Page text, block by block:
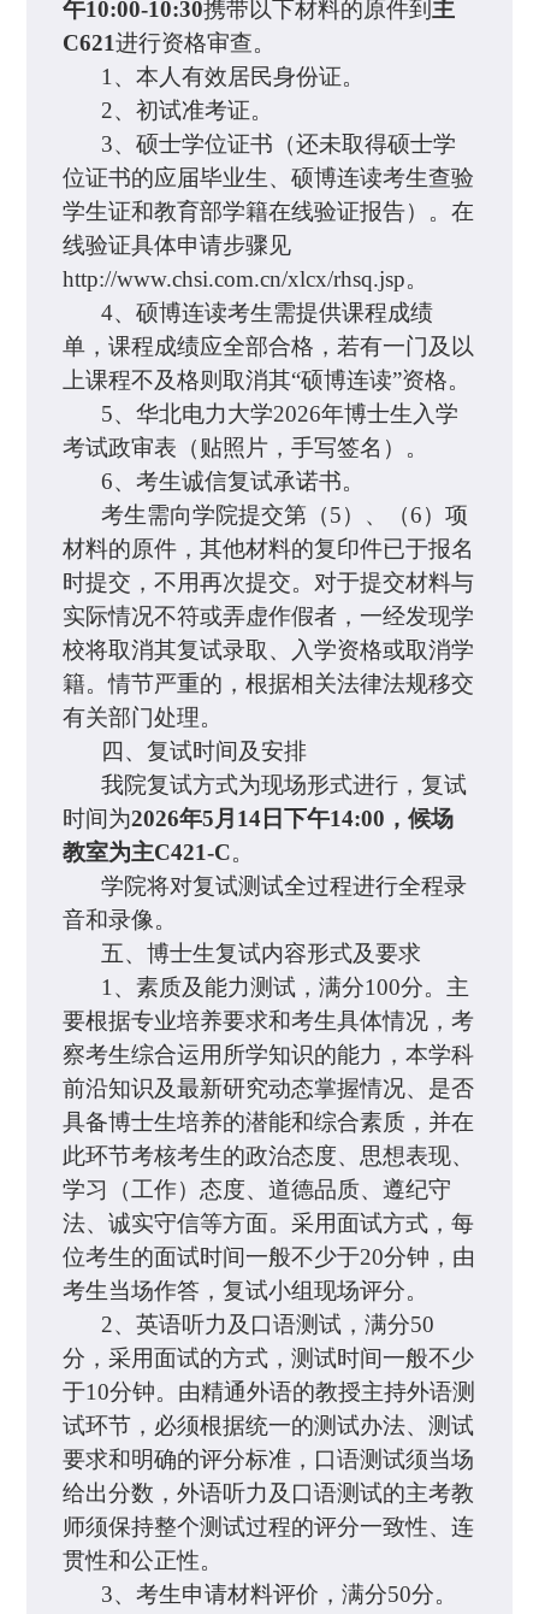
午10:00-10:30携带以下材料的原件到主
C621进行资格审查。
1、本人有效居民身份证。
2、初试准考证。
3、硕士学位证书（还未取得硕士学
位证书的应届毕业生、硕博连读考生查验
学生证和教育部学籍在线验证报告）。在
线验证具体申请步骤见
http://www.chsi.com.cn/xlcx/rhsq.jsp。
4、硕博连读考生需提供课程成绩
单，课程成绩应全部合格，若有一门及以
上课程不及格则取消其“硕博连读”资格。
5、华北电力大学2026年博士生入学
考试政审表（贴照片，手写签名）。
6、考生诚信复试承诺书。
考生需向学院提交第（5）、（6）项
材料的原件，其他材料的复印件已于报名
时提交，不用再次提交。对于提交材料与
实际情况不符或弄虚作假者，一经发现学
校将取消其复试录取、入学资格或取消学
籍。情节严重的，根据相关法律法规移交
有关部门处理。
四、复试时间及安排
我院复试方式为现场形式进行，复试
时间为2026年5月14日下午14:00，候场
教室为主C421-C。
学院将对复试测试全过程进行全程录
音和录像。
五、博士生复试内容形式及要求
1、素质及能力测试，满分100分。主
要根据专业培养要求和考生具体情况，考
察考生综合运用所学知识的能力，本学科
前沿知识及最新研究动态掌握情况、是否
具备博士生培养的潜能和综合素质，并在
此环节考核考生的政治态度、思想表现、
学习（工作）态度、道德品质、遵纪守
法、诚实守信等方面。采用面试方式，每
位考生的面试时间一般不少于20分钟，由
考生当场作答，复试小组现场评分。
2、英语听力及口语测试，满分50
分，采用面试的方式，测试时间一般不少
于10分钟。由精通外语的教授主持外语测
试环节，必须根据统一的测试办法、测试
要求和明确的评分标准，口语测试须当场
给出分数，外语听力及口语测试的主考教
师须保持整个测试过程的评分一致性、连
贯性和公正性。
3、考生申请材料评价，满分50分。